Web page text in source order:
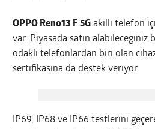
OPPO Reno13 F 5G akıllı telefon
var. Piyasada satın alabileceğiniz
odaklı telefonlardan biri olan
sertifikasına da destek veriyor.
IP69, IP68 ve IP66 testlerini